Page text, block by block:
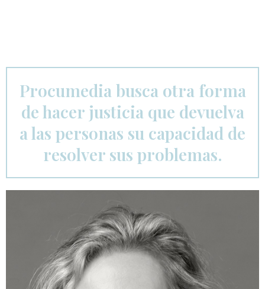
Procumedia busca otra forma
de hacer justicia que devuelva
a las personas su capacidad de
resolver sus problemas.